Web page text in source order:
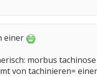
einer
morbus tachinose
von tachinieren=